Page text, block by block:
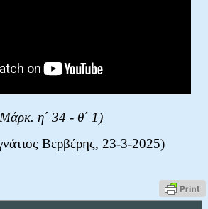
. η΄ 34 - θ΄ 1)
Βερβέρης, 23-3-2025)